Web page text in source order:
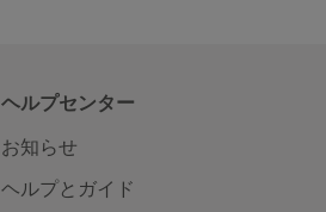
ヘルプセンター
お知らせ
ヘルプとガイド